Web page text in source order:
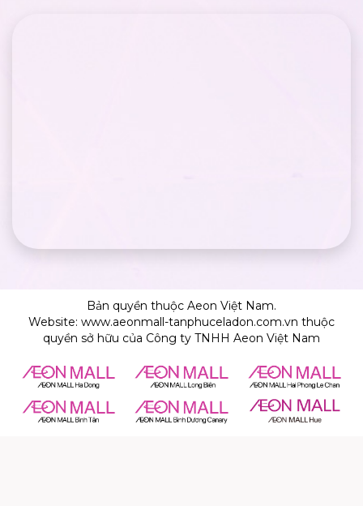
Bản quyền thuộc Aeon Việt Nam.
Website: www.aeonmall-tanphuceladon.com.vn thuộc
quyền sở hữu của Công ty TNHH Aeon Việt Nam